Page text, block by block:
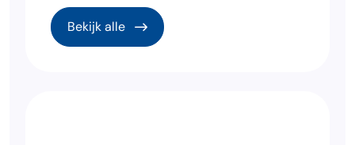
Bekijk alle